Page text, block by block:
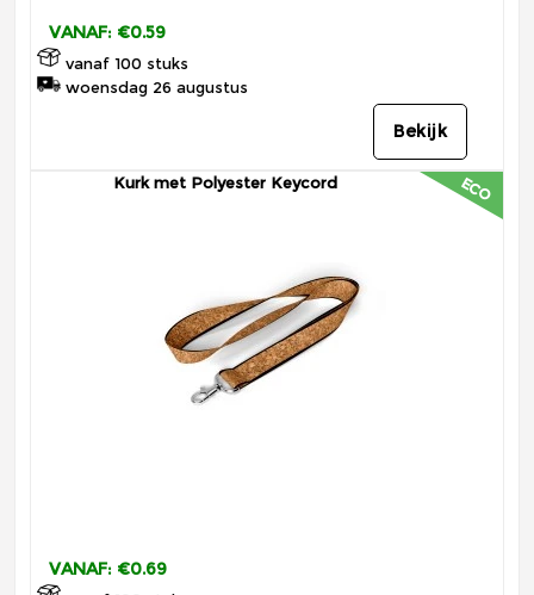
VANAF: €0.59
vanaf 100 stuks
woensdag 26 augustus
Bekijk
ECO
Kurk met Polyester Keycord
VANAF: €0.69